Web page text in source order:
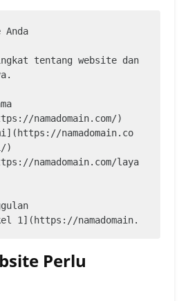
Anda
tentang website dan
namadomain.com/)
namadomain.co
)
namadomain.com/laya
1](https://namadomain.
)
Perlu